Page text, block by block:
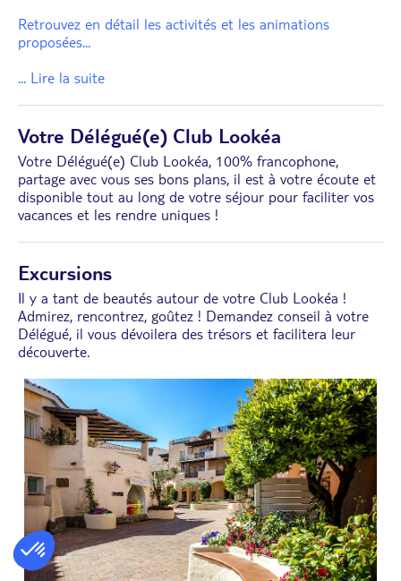
Retrouvez en détail les activités et les animations
proposées...
... Lire la suite
Votre Délégué(e) Club Lookéa
Votre Délégué(e) Club Lookéa, 100% francophone,
partage avec vous ses bons plans, il est à votre écoute et
disponible tout au long de votre séjour pour faciliter vos
vacances et les rendre uniques !
Excursions
Il y a tant de beautés autour de votre Club Lookéa !
Admirez, rencontrez, goûtez ! Demandez conseil à votre
Délégué, il vous dévoilera des trésors et facilitera leur
découverte.